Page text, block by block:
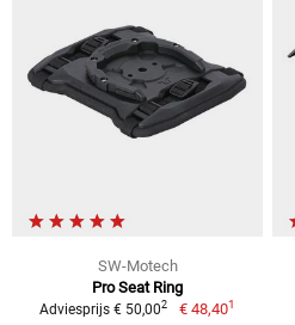
SW-Motech
Pro Seat Ring
Adviesprijs € 50,002 € 48,401